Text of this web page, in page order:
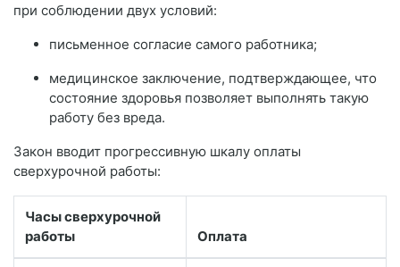
при соблюдении двух условий:
письменное согласие самого работника;
медицинское заключение, подтверждающее, что
состояние здоровья позволяет выполнять такую
работу без вреда.
Закон вводит прогрессивную шкалу оплаты
сверхурочной работы:
Часы сверхурочной
работы
Оплата